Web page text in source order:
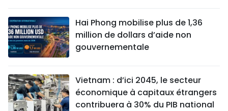
Hai Phong mobilise plus de 1,36
million de dollars d’aide non
gouvernementale
Vietnam : d’ici 2045, le secteur
économique à capitaux étrangers
contribuera à 30% du PIB national